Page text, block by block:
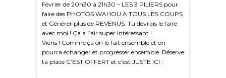
Février de 20h30 à 21h30 – LES 3 PILIERS pour
faire des PHOTOS WAHOU A TOUS LES COUPS
et Générer plus de REVENUS. Tu devrais le faire
avec moi ! Ça a l’air super intéressant !
Viens ! Comme ça on le fait ensemble et on
pourra échanger et progresser ensemble. Réserve
ta place C’EST OFFERT et c’est JUSTE ICI :